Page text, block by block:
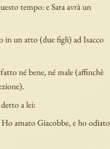
tempo: e Sara avrà un
in un atto (due figli) ad Isacco
né bene, né male (affinchè
a lei:
amato Giacobbe, e ho odiato